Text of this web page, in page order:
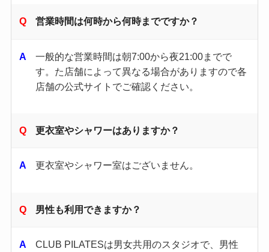
営業時間は何時から何時までですか？
一般的な営業時間は朝7:00から夜21:00までで
す。​た店舗によって異なる場合がありますので各
店舗の公式サイトでご確認ください。​
更衣室やシャワーはありますか？
更衣室やシャワー室はございません。
男性も利用できますか？
CLUB PILATESは男女共用のスタジオで、男性